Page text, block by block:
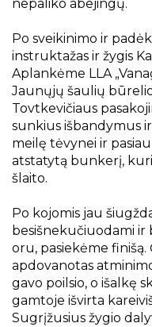
nepaliko abejingų.
Po sveikinimo ir
instruktažas ir žygis
Aplankėme LLA
Jaunųjų šaulių
Tovtkevičiaus
sunkius išbandymus
meilę tėvynei ir
atstatytą bunkerį,
šlaito.
Po kojomis jau
besišnekučiuodami ir
oru, pasiekėme finišą.
apdovanotas
gavo poilsio, o išalkę
gamtoje išvirta
Sugrįžusius žygio